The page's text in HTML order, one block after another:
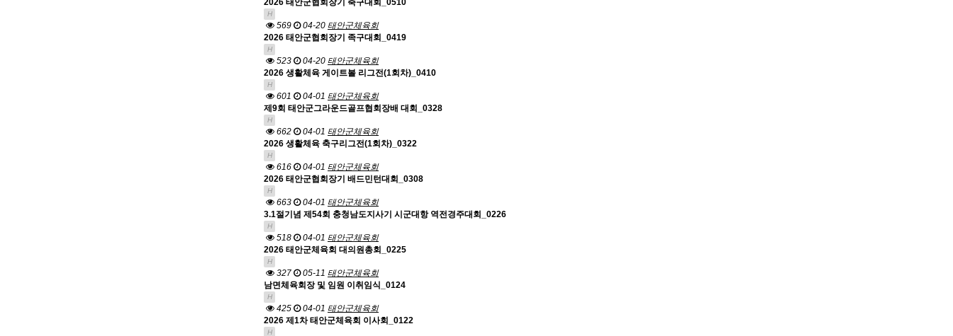
2026 태안군협회장기 축구대회_0510
H
569 04-20 태안군체육회
2026 태안군협회장기 족구대회_0419
H
523 04-20 태안군체육회
2026 생활체육 게이트볼 리그전(1회차)_0410
H
601 04-01 태안군체육회
제9회 태안군그라운드골프협회장배 대회_0328
H
662 04-01 태안군체육회
2026 생활체육 축구리그전(1회차)_0322
H
616 04-01 태안군체육회
2026 태안군협회장기 배드민턴대회_0308
H
663 04-01 태안군체육회
3.1절기념 제54회 충청남도지사기 시군대항 역전경주대회_0226
H
518 04-01 태안군체육회
2026 태안군체육회 대의원총회_0225
H
327 05-11 태안군체육회
남면체육회장 및 임원 이취임식_0124
H
425 04-01 태안군체육회
2026 제1차 태안군체육회 이사회_0122
H